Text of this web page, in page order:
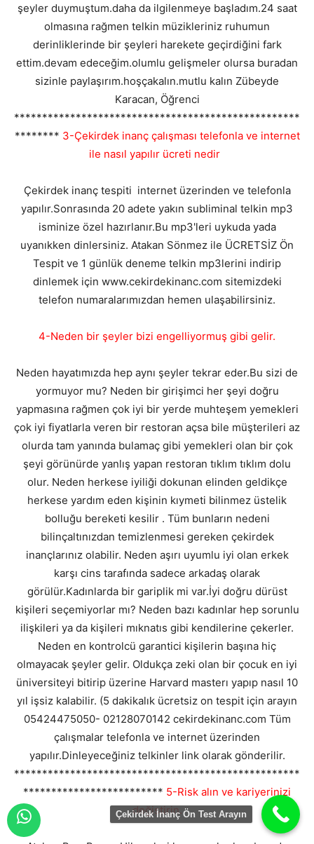
şeyler duymuştum.daha da ilgilenmeye başladım.24 saat
olmasına rağmen telkin müzikleriniz ruhumun
derinliklerinde bir şeyleri harekete geçirdiğini fark
ettim.devam edeceğim.olumlu gelişmeler olursa buradan
sizinle paylaşırım.hoşçakalın.mutlu kalın Zübeyde
Karacan, Öğrenci
***************************************************
******** 3-Çekirdek inanç çalışması telefonla ve internet
ile nasıl yapılır ücreti nedir
Çekirdek inanç tespiti internet üzerinden ve telefonla
yapılır.Sonrasında 20 adete yakın subliminal telkin mp3
isminize özel hazırlanır.Bu mp3'leri uykuda yada
uyanıkken dinlersiniz. Atakan Sönmez ile ÜCRETSİZ Ön
Tespit ve 1 günlük deneme telkin mp3lerini indirip
dinlemek için www.cekirdekinanc.com sitemizdeki
telefon numaralarımızdan hemen ulaşabilirsiniz.
4-Neden bir şeyler bizi engelliyormuş gibi gelir.
Neden hayatımızda hep aynı şeyler tekrar eder.Bu sizi de
yormuyor mu? Neden bir girişimci her şeyi doğru
yapmasına rağmen çok iyi bir yerde muhteşem yemekleri
çok iyi fiyatlarla veren bir restoran açsa bile müşterileri az
olurda tam yanında bulamaç gibi yemekleri olan bir çok
şeyi görünürde yanlış yapan restoran tıklım tıklım dolu
olur. Neden herkese iyiliği dokunan elinden geldikçe
herkese yardım eden kişinin kıymeti bilinmez üstelik
bolluğu bereketi kesilir . Tüm bunların nedeni
bilinçaltınızdan temizlenmesi gereken çekirdek
inançlarınız olabilir. Neden aşırı uyumlu iyi olan erkek
karşı cins tarafında sadece arkadaş olarak
görülür.Kadınlarda bir gariplik mi var.İyi doğru dürüst
kişileri seçemiyorlar mı? Neden bazı kadınlar hep sorunlu
ilişkileri ya da kişileri mıknatıs gibi kendilerine çekerler.
Neden en kontrolcü garantici kişilerin başına hiç
olmayacak şeyler gelir. Oldukça zeki olan bir çocuk en iyi
üniversiteyi bitirip üzerine Harvard masterı yapıp nasıl 10
yıl işsiz kalabilir. (5 dakikalık ücretsiz on tespit için arayın
05424475050- 02128070142 cekirdekinanc.com Tüm
çalışmalar telefonla ve internet üzerinden
yapılır.Dinleyeceğiniz telkinler link olarak gönderilir.
***************************************************
************************* 5-Risk alın ve kariyerinizi
değiştirin.
Çekirdek İnanç Ön Test Arayın